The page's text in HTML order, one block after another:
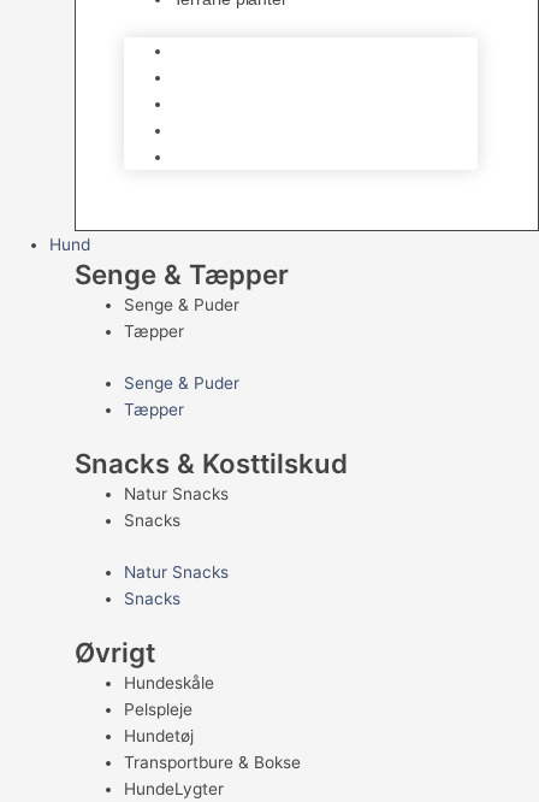
Hund
Senge & Tæpper
Senge & Puder
Tæpper
Senge & Puder
Tæpper
Snacks & Kosttilskud
Natur Snacks
Snacks
Natur Snacks
Snacks
Øvrigt
Hundeskåle
Pelspleje
Hundetøj
Transportbure & Bokse
HundeLygter